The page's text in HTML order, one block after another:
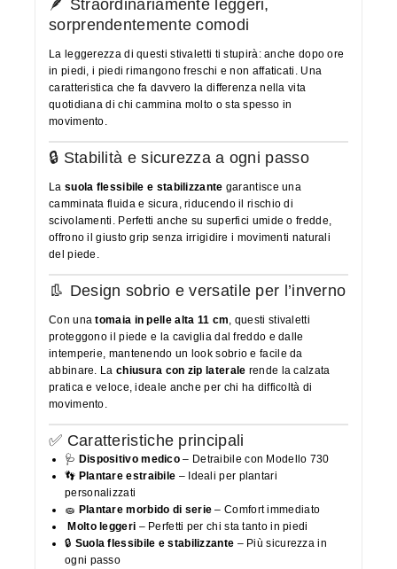
🪶 Straordinariamente leggeri,
sorprendentemente comodi
La leggerezza di questi stivaletti ti stupirà: anche dopo ore
in piedi, i piedi rimangono freschi e non affaticati. Una
caratteristica che fa davvero la differenza nella vita
quotidiana di chi cammina molto o sta spesso in
movimento.
🔒 Stabilità e sicurezza a ogni passo
La suola flessibile e stabilizzante garantisce una
camminata fluida e sicura, riducendo il rischio di
scivolamenti. Perfetti anche su superfici umide o fredde,
offrono il giusto grip senza irrigidire i movimenti naturali
del piede.
👢 Design sobrio e versatile per l’inverno
Con unatomaia in pelle alta 11 cm , questi stivaletti
proteggono il piede e la caviglia dal freddo e dalle
intemperie, mantenendo un look sobrio e facile da
abbinare. La chiusura con zip laterale rende la calzata
pratica e veloce, ideale anche per chi ha difficoltà di
movimento.
✅ Caratteristiche principali
🩺 Dispositivo medico – Detraibile con Modello 730
👣 Plantare estraibile – Ideali per plantari
personalizzati
🧽 Plantare morbido di serie – Comfort immediato
Molto leggeri – Perfetti per chi sta tanto in piedi
🔒 Suola flessibile e stabilizzante – Più sicurezza in
ogni passo